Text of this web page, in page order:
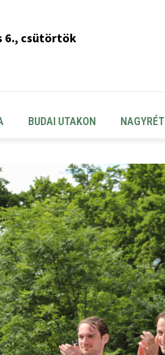
6., csütörtök
BUDAI UTAKON NAGYRÉT